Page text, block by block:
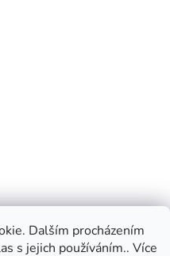
Dalším procházením
s jejich používáním.. Více